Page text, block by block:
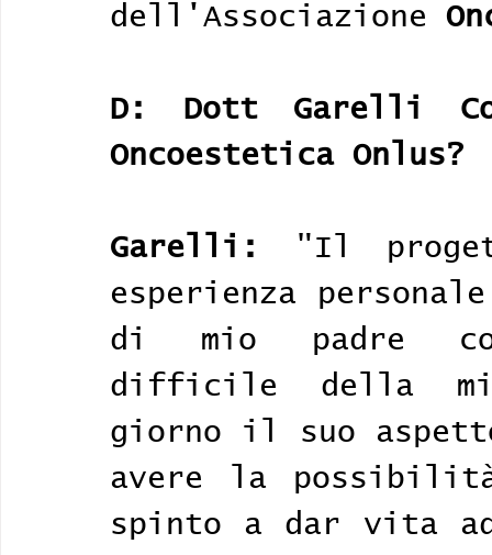
dell'Associazione
D: Dott Garelli
Oncoestetica Onlus?
Garelli:
"Il
esperienza
di mio padre
difficile della
giorno il suo
avere la
spinto a dar vita